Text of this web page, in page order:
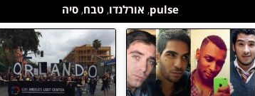
pulse
, אורלנדו, טבח, סיה